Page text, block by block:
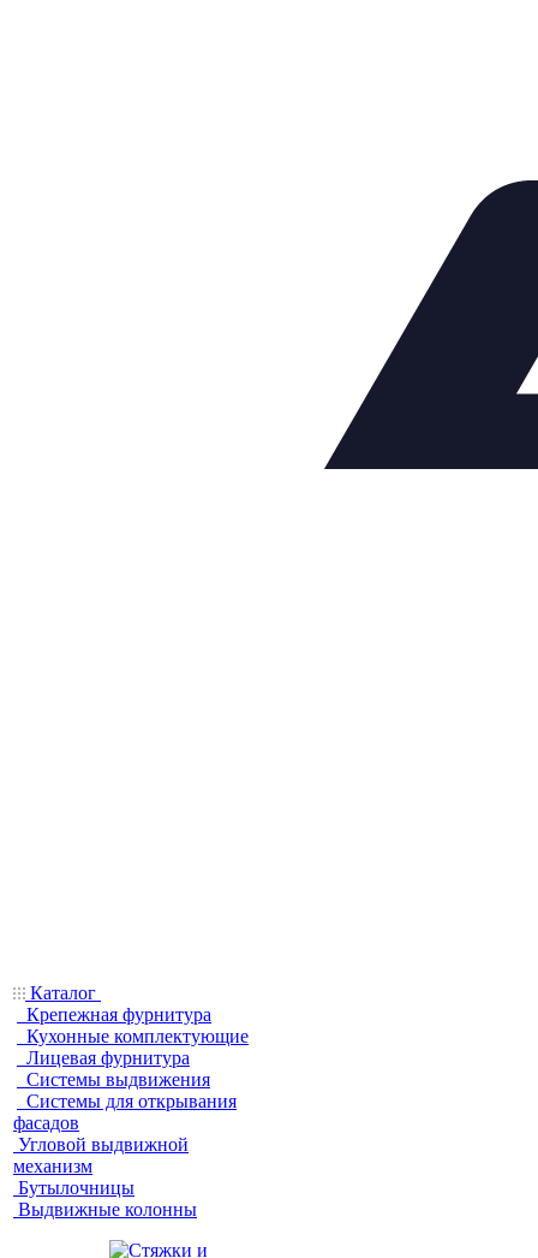
Каталог
Крепежная фурнитура
Кухонные комплектующие
Лицевая фурнитура
Системы выдвижения
Системы для открывания
фасадов
Угловой выдвижной
механизм
Бутылочницы
Выдвижные колонны